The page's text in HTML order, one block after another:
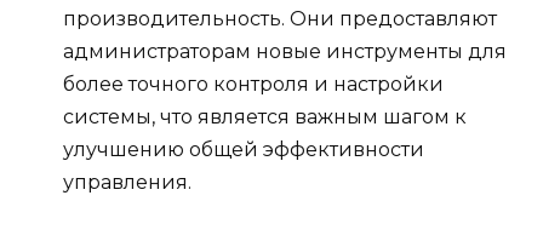
производительность. Они предоставляют
администраторам новые инструменты для
более точного контроля и настройки
системы, что является важным шагом к
улучшению общей эффективности
управления.